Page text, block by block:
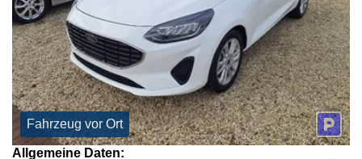
Fahrzeug vor Ort
Allgemeine Daten: